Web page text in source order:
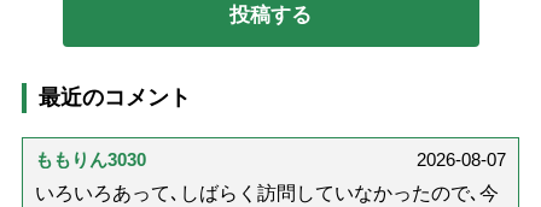
最近のコメント
ももりん3030
2026-08-07
いろいろあって､しばらく訪問していなかったので､今